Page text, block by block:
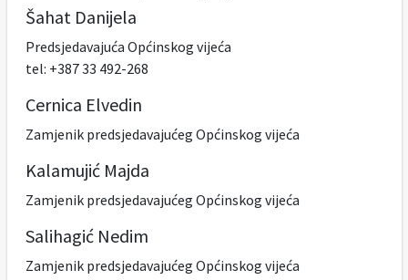
Šahat Danijela
Predsjedavajuća Općinskog vijeća
tel: +387 33 492-268
Cernica Elvedin
Zamjenik predsjedavajućeg Općinskog vijeća
Kalamujić Majda
Zamjenik predsjedavajućeg Općinskog vijeća
Salihagić Nedim
Zamjenik predsjedavajućeg Općinskog vijeća